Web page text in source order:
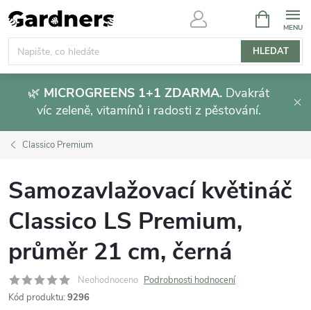
Přejít
na
obsah
HLEDAT
NÁKUPNÍ
KOŠÍK
🌿 MICROGREENS 1+1 ZDARMA. Dvakrát
víc zeleně, vitamínů i radosti z pěstování.
Classico Premium
Samozavlažovací květináč
Classico LS Premium,
průměr 21 cm, černá
Neohodnoceno Podrobnosti hodnocení
Kód produktu: 9296